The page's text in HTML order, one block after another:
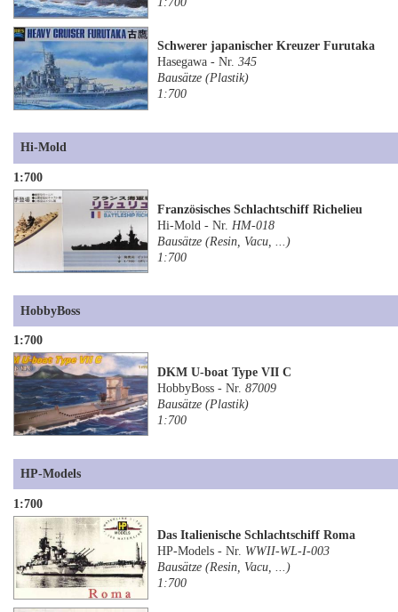
Schwerer japanischer Kreuzer Furutaka
Hasegawa - Nr.345
Bausätze (Plastik)
1:700
Hi-Mold
1:700
Französisches Schlachtschiff Richelieu
Hi-Mold - Nr. HM-018
Bausätze (Resin, Vacu, ...)
1:700
HobbyBoss
1:700
DKM U-boat Type VII C
HobbyBoss - Nr.87009
Bausätze (Plastik)
1:700
HP-Models
1:700
Das Italienische Schlachtschiff Roma
HP-Models - Nr. WWII-WL-I-003
Bausätze (Resin, Vacu, ...)
1:700